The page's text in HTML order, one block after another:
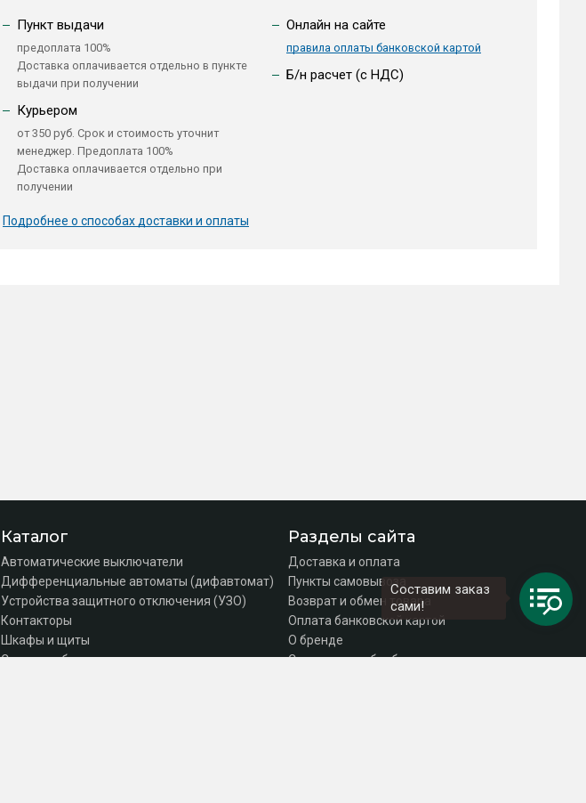
Пункт выдачи
предоплата 100%
Доставка оплачивается отдельно в пункте
выдачи при получении
Курьером
от 350 руб. Срок и стоимость уточнит
менеджер. Предоплата 100%
Доставка оплачивается отдельно при
получении
Подробнее о способах доставки и оплаты
Онлайн на сайте
правила оплаты банковской картой
Б/н расчет (c НДС)
Каталог
Автоматические выключатели
Дифференциальные автоматы (дифавтомат)
Устройства защитного отключения (УЗО)
Контакторы
Шкафы и щиты
Силовое оборудование
Разделы сайта
Доставка и оплата
Пункты самовывоза
Возврат и обмен товара
Оплата банковской картой
О бренде
Согласие на обработку персональных данных
Составим заказ
сами!